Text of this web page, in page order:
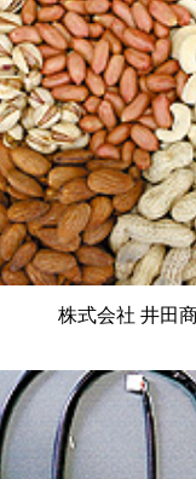
株式会社 井田